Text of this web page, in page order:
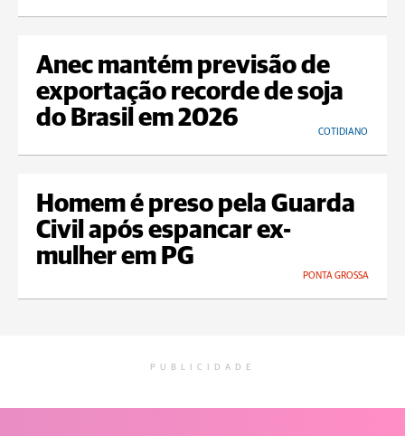
Anec mantém previsão de
exportação recorde de soja
do Brasil em 2026
COTIDIANO
Homem é preso pela Guarda
Civil após espancar ex-
mulher em PG
PONTA GROSSA
PUBLICIDADE